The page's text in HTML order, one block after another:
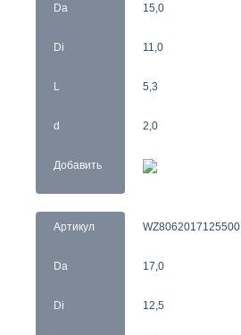
Da
Di
L
d
Добавить
15,0
11,0
5,3
2,0
Артикул
Da
Di
WZ8062017125500
17,0
12,5